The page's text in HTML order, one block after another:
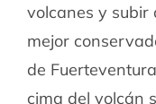
volcanes y subir
mejor
de
cima del volcán